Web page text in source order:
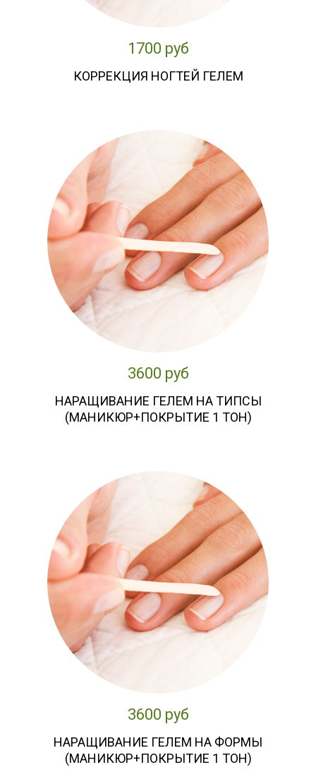
1700 руб
КОРРЕКЦИЯ НОГТЕЙ ГЕЛЕМ
3600 руб
НАРАЩИВАНИЕ ГЕЛЕМ НА ТИПСЫ
(МАНИКЮР+ПОКРЫТИЕ 1 ТОН)
3600 руб
НАРАЩИВАНИЕ ГЕЛЕМ НА ФОРМЫ
(МАНИКЮР+ПОКРЫТИЕ 1 ТОН)